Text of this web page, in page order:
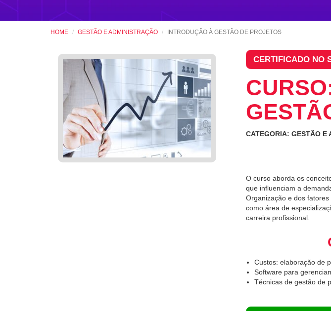
HOME GESTÃO E ADMINISTRAÇÃO INTRODUÇÃO À GESTÃO DE PROJETOS
CERTIFICADO NO
CATEGORIA: GESTÃO E
O curso aborda os
que influenciam a
Organização e dos
como área de
carreira profissional.
Custos: elaboração de
Software para
Técnicas de gestão de